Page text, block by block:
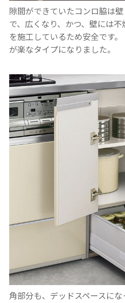
隙間ができていたコンロ脇は
で、広くなり、かつ、壁には
を施工しているため安全です。
が楽なタイプになりました。
角部分も、デッドスペースに